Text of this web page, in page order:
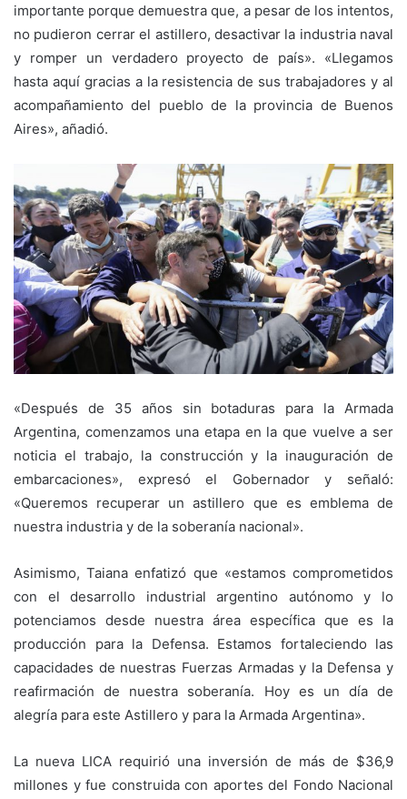
importante porque demuestra que, a pesar de los intentos,
no pudieron cerrar el astillero, desactivar la industria naval
y romper un verdadero proyecto de país». «Llegamos
hasta aquí gracias a la resistencia de sus trabajadores y al
acompañamiento del pueblo de la provincia de Buenos
Aires», añadió.
«Después de 35 años sin botaduras para la Armada
Argentina, comenzamos una etapa en la que vuelve a ser
noticia el trabajo, la construcción y la inauguración de
embarcaciones», expresó el Gobernador y señaló:
«Queremos recuperar un astillero que es emblema de
nuestra industria y de la soberanía nacional».
Asimismo, Taiana enfatizó que «estamos comprometidos
con el desarrollo industrial argentino autónomo y lo
potenciamos desde nuestra área específica que es la
producción para la Defensa. Estamos fortaleciendo las
capacidades de nuestras Fuerzas Armadas y la Defensa y
reafirmación de nuestra soberanía. Hoy es un día de
alegría para este Astillero y para la Armada Argentina».
La nueva LICA requirió una inversión de más de $36,9
millones y fue construida con aportes del Fondo Nacional